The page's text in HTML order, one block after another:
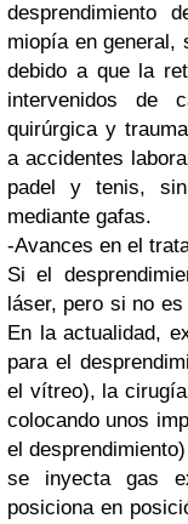
desprendimiento
miopía en general,
debido a que la
intervenidos de
quirúrgica y
a accidentes
padel y tenis,
mediante gafas.
-Avances en el
Si el
láser, pero si no
En la actualidad,
para el
el vítreo), la
colocando unos
el
se inyecta gas
posiciona en